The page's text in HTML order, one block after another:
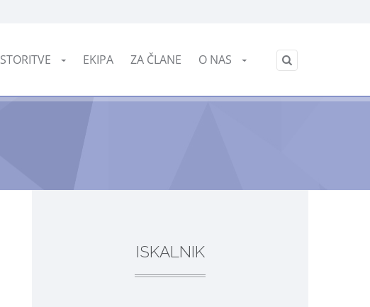
STORITVE EKIPA ZA ČLANE O NAS
ISKALNIK